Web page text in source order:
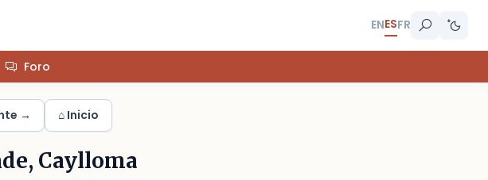
ENESFR
Foro
→ ⌂ Inicio
Caylloma